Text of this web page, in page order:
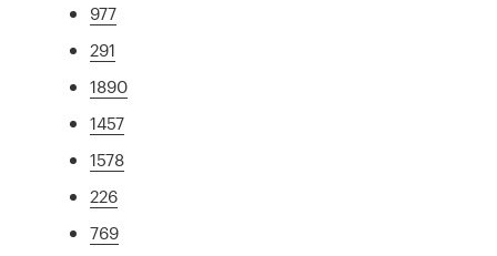
977
291
1890
1457
1578
226
769